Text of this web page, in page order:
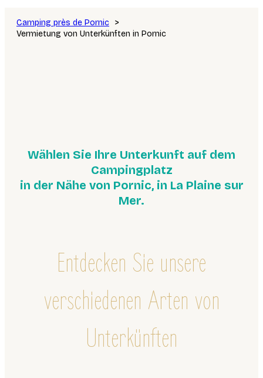
Camping près de Pornic
Vermietung von Unterkünften in Pornic
Wählen Sie Ihre Unterkunft auf dem
Campingplatz
in der Nähe von Pornic, in La Plaine sur
Mer.
Entdecken Sie unsere
verschiedenen Arten von
Unterkünften